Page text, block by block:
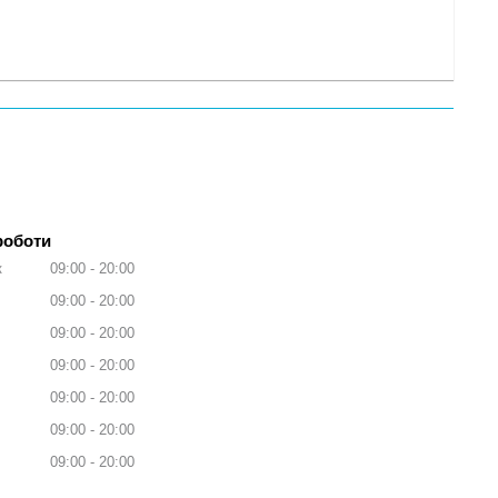
09:00
20:00
09:00
20:00
09:00
20:00
09:00
20:00
09:00
20:00
09:00
20:00
09:00 20:00